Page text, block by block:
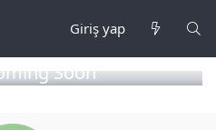
Giriş yap
Soon